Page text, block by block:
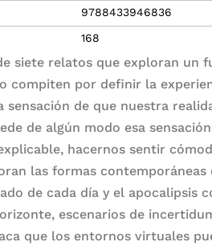
9788433946836
168
siete relatos que exploran un
compiten por definir la
sensación de que nuestra
de algún modo esa
hacernos sentir
las formas
de cada día y el apocalipsis
escenarios de
que los entornos virtuales